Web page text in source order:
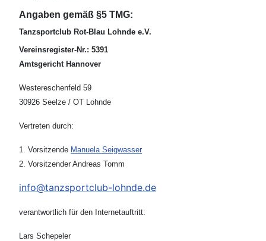
Angaben gemäß §5 TMG:
Tanzsportclub Rot-Blau Lohnde e.V.
Vereinsregister-Nr.: 5391
Amtsgericht Hannover
Westereschenfeld 59
30926 Seelze / OT Lohnde
Vertreten durch:
1. Vorsitzende Manuela Seigwasser
2. Vorsitzender Andreas Tomm
info@tanzsportclub-lohnde.de
verantwortlich für den Internetauftritt:
Lars Schepeler